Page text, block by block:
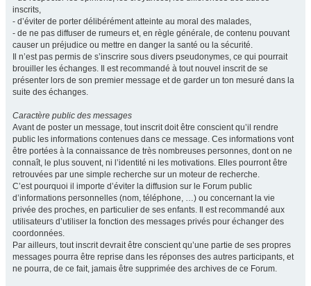
inscrits,
- d’éviter de porter délibérément atteinte au moral des malades,
- de ne pas diffuser de rumeurs et, en règle générale, de contenu pouvant
causer un préjudice ou mettre en danger la santé ou la sécurité.
Il n’est pas permis de s’inscrire sous divers pseudonymes, ce qui pourrait
brouiller les échanges. Il est recommandé à tout nouvel inscrit de se
présenter lors de son premier message et de garder un ton mesuré dans la
suite des échanges.
Caractère public des messages
Avant de poster un message, tout inscrit doit être conscient qu’il rendre
public les informations contenues dans ce message. Ces informations vont
être portées à la connaissance de très nombreuses personnes, dont on ne
connaît, le plus souvent, ni l’identité ni les motivations. Elles pourront être
retrouvées par une simple recherche sur un moteur de recherche.
C’est pourquoi il importe d’éviter la diffusion sur le Forum public
d’informations personnelles (nom, téléphone, …) ou concernant la vie
privée des proches, en particulier de ses enfants. Il est recommandé aux
utilisateurs d’utiliser la fonction des messages privés pour échanger des
coordonnées.
Par ailleurs, tout inscrit devrait être conscient qu’une partie de ses propres
messages pourra être reprise dans les réponses des autres participants, et
ne pourra, de ce fait, jamais être supprimée des archives de ce Forum.